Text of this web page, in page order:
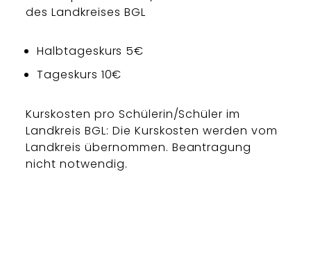
des Landkreises BGL
Halbtageskurs 5€
Tageskurs 10€
Kurskosten pro Schülerin/Schüler im
Landkreis BGL: Die Kurskosten werden vom
Landkreis übernommen. Beantragung
nicht notwendig.